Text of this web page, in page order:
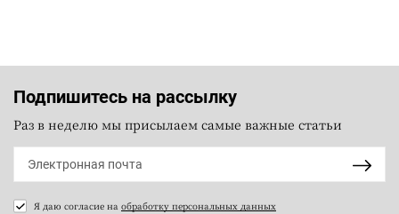
Подпишитесь на рассылку
Раз в неделю мы присылаем самые важные статьи
Я даю согласие на обработку персональных данных